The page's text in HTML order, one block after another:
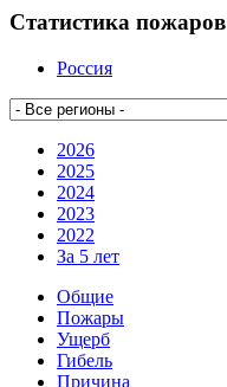
Статистика пожаров
Россия
2026
2025
2024
2023
2022
За 5 лет
Общие
Пожары
Ущерб
Гибель
Причина